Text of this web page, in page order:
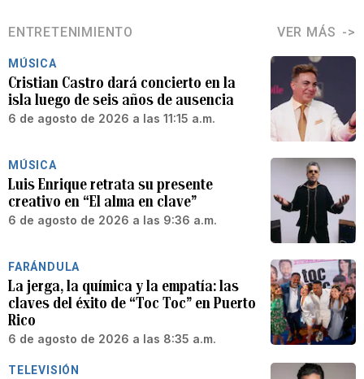
ENTRETENIMIENTO VER MÁS
MÚSICA
Cristian Castro dará concierto en la
isla luego de seis años de ausencia
6 de agosto de 2026 a las 11:15 a.m.
MÚSICA
Luis Enrique retrata su presente
creativo en “El alma en clave”
6 de agosto de 2026 a las 9:36 a.m.
FARÁNDULA
La jerga, la química y la empatía: las
claves del éxito de “Toc Toc” en Puerto
Rico
6 de agosto de 2026 a las 8:35 a.m.
TELEVISIÓN